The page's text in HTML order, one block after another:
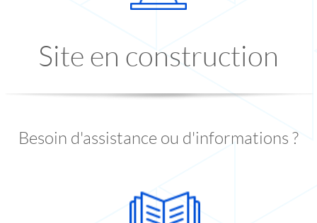
Site en construction
Besoin d'assistance ou d'informations ?